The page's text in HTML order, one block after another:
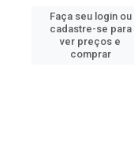
Faça seu login ou
cadastre-se para
ver preços e
comprar